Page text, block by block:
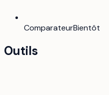
ComparateurBientôt
Outils